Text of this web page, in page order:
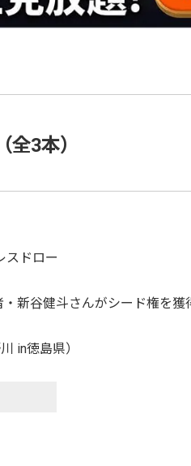
（全3本）
スドロー
新谷健斗さんがシード権を
in徳島県）